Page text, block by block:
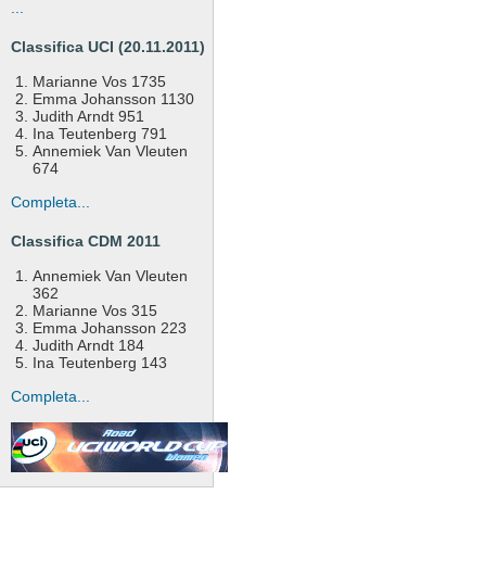
Classifica UCI (20.11.2011)
Marianne Vos 1735
Emma Johansson 1130
Judith Arndt 951
Ina Teutenberg 791
Annemiek Van Vleuten
674
Completa...
Classifica CDM 2011
Annemiek Van Vleuten
362
Marianne Vos 315
Emma Johansson 223
Judith Arndt 184
Ina Teutenberg 143
Completa...